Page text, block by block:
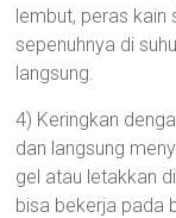
lembut, peras kain
sepenuhnya di
langsung.
4) Keringkan
dan langsung
gel atau letakkan
bisa bekerja pada